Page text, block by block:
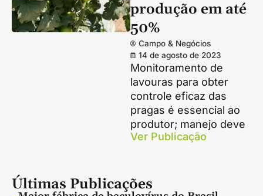
produção em até
50%
Campo & Negócios
14 de agosto de 2023
Monitoramento de
lavouras para obter
controle eficaz das
pragas é essencial ao
produtor; manejo deve
Ver Publicação
Últimas Publicações